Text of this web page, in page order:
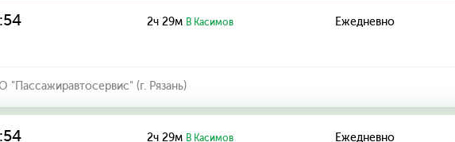
2ч 29м В Касимов Ежедневно
"Пассажиравтосервис" (г. Рязань)
2ч 29м В Касимов Ежедневно